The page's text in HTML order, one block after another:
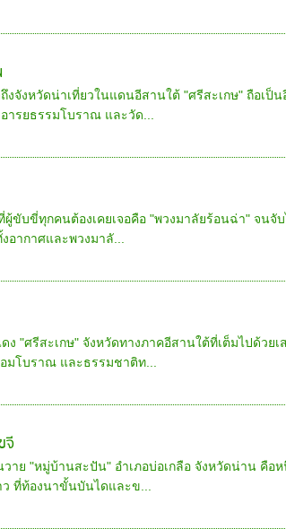
จังหวัดน่าเที่ยวในแดนอีสานใต้ "ศรีสะเกษ" ถือเป็น
ารยธรรมโบราณ และวัด...
ขับขี่ทุกคนต้องเคยเจอคือ "พวงมาลัยร้อนฉ่า" จนจับ
อากาศและพวงมาลั...
"ศรีสะเกษ" จังหวัดทางภาคอีสานใต้ที่เต็มไปด้วยเ
มโบราณ และธรรมชาติท...
จี
ย "หมู่บ้านสะปัน" อำเภอบ่อเกลือ จังหวัดน่าน คือห
ว ที่ท้องนาขั้นบันไดและข...